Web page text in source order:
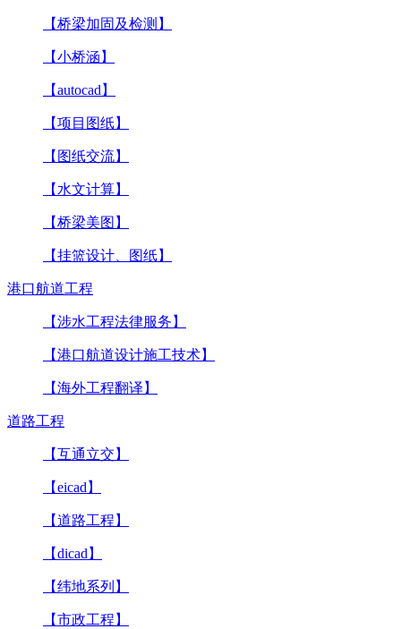
【桥梁加固及检测】
【小桥涵】
【autocad】
【项目图纸】
【图纸交流】
【水文计算】
【桥梁美图】
【挂篮设计、图纸】
港口航道工程
【涉水工程法律服务】
【港口航道设计施工技术】
【海外工程翻译】
道路工程
【互通立交】
【eicad】
【道路工程】
【dicad】
【纬地系列】
【市政工程】